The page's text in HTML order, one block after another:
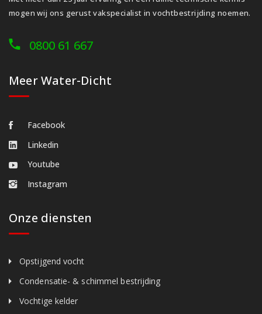
mogen wij ons gerust vakspecialist in vochtbestrijding noemen.
0800 61 667
Meer Water-Dicht
Facebook
Linkedin
Youtube
Instagram
Onze diensten
Opstijgend vocht
Condensatie- & schimmel bestrijding
Vochtige kelder